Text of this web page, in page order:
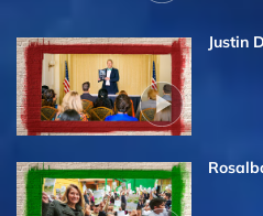
Justin